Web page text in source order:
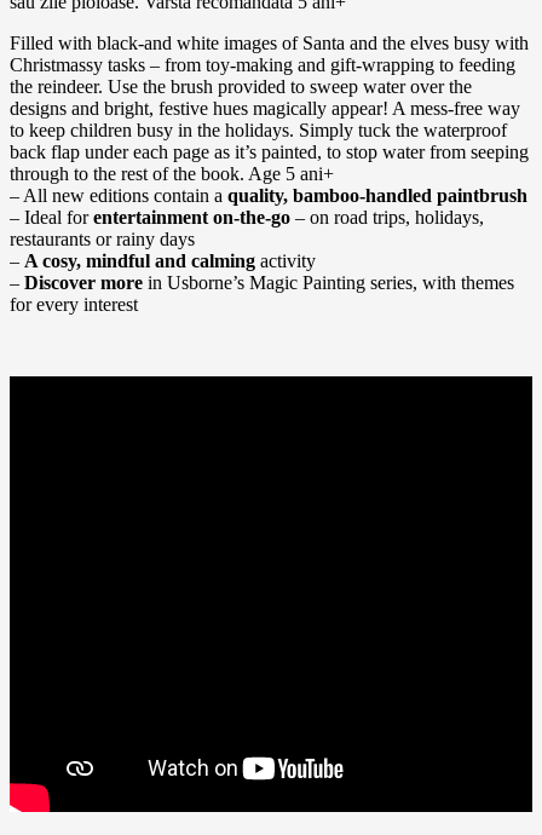
Filled with black-and white images of Santa and the elves busy with
Christmassy tasks – from toy-making and gift-wrapping to feeding
the reindeer. Use the brush provided to sweep water over the
designs and bright, festive hues magically appear! A mess-free way
to keep children busy in the holidays. Simply tuck the waterproof
back flap under each page as it’s painted, to stop water from seeping
through to the rest of the book. Age 5 ani+
– All new editions contain a quality, bamboo-handled paintbrush
– Ideal forentertainment on-the-go – on road trips, holidays,
restaurants or rainy days
– A cosy, mindful and calming activity
– Discover more in Usborne’s Magic Painting series, with themes
for every interest